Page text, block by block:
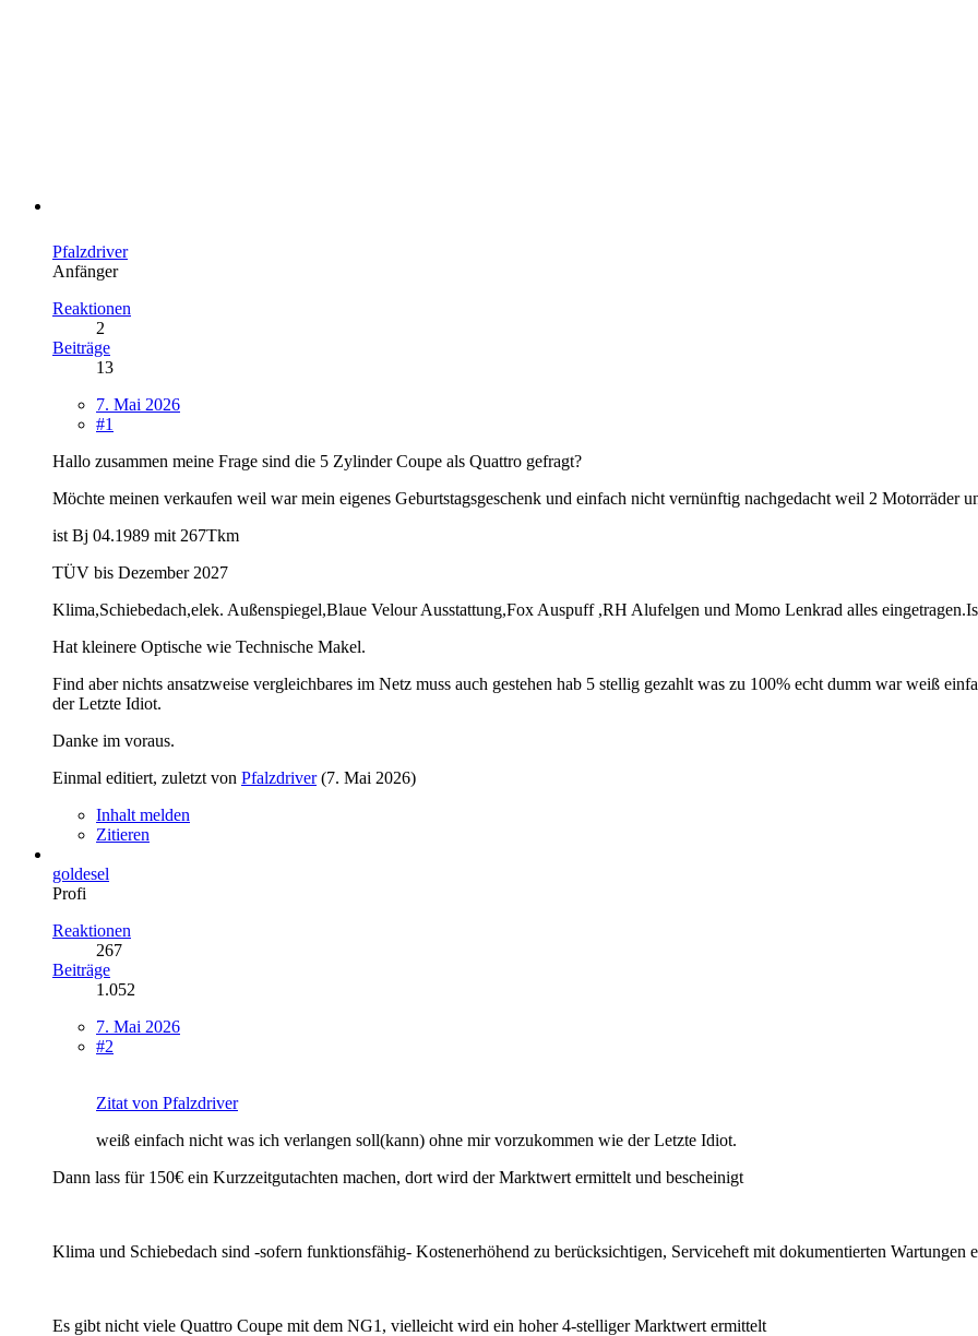
Pfalzdriver
Anfänger
Reaktionen
2
Beiträge
13
7. Mai 2026
#1
Hallo zusammen meine Frage sind die 5 Zylinder Coupe als Quattro gefragt?
Möchte meinen verkaufen weil war mein eigenes Geburtstagsgeschenk und einfach nicht vernünftig nachgedacht weil 2 Motorräder
ist Bj 04.1989 mit 267Tkm
TÜV bis Dezember 2027
Klima,Schiebedach,elek. Außenspiegel,Blaue Velour Ausstattung,Fox Auspuff ,RH Alufelgen und Momo Lenkrad alles
Hat kleinere Optische wie Technische Makel.
Find aber nichts ansatzweise vergleichbares im Netz muss auch gestehen hab 5 stellig gezahlt was zu 100% echt dumm war weiß
der Letzte Idiot.
Danke im voraus.
Einmal editiert, zuletzt von Pfalzdriver(7. Mai 2026)
Inhalt melden
Zitieren
goldesel
Profi
Reaktionen
267
Beiträge
1.052
7. Mai 2026
#2
Zitat von Pfalzdriver
weiß einfach nicht was ich verlangen soll(kann) ohne mir vorzukommen wie der Letzte Idiot.
Dann lass für 150€ ein Kurzzeitgutachten machen, dort wird der Marktwert ermittelt und bescheinigt
Klima und Schiebedach sind -sofern funktionsfähig- Kostenerhöhend zu berücksichtigen, Serviceheft mit dokumentierten Wartungen
Es gibt nicht viele Quattro Coupe mit dem NG1, vielleicht wird ein hoher 4-stelliger Marktwert ermittelt